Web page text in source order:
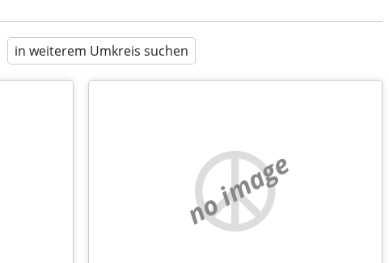
in weiterem Umkreis suchen
no image